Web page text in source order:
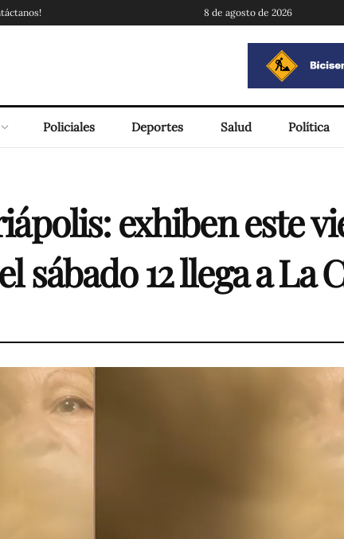
8 de agosto de 2026
Policiales Deportes Salud Política
exhiben este
sábado 12 llega a La